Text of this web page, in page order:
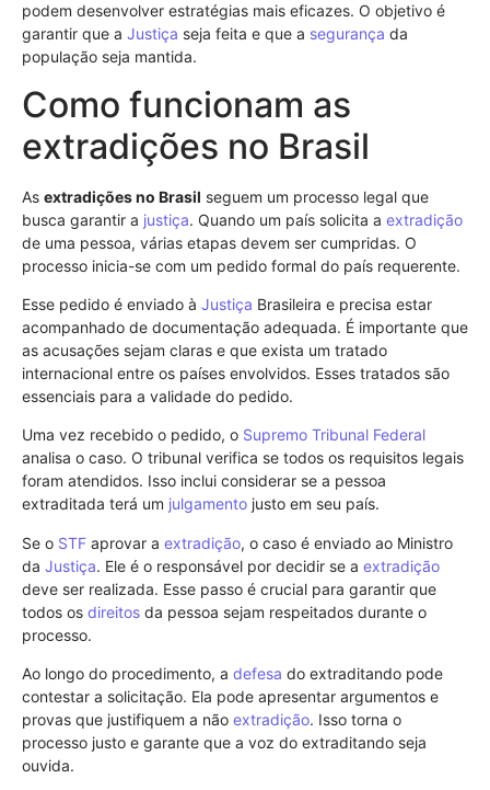
podem desenvolver estratégias mais eficazes. O objetivo é
garantir que a Justiça seja feita e que a segurança da
população seja mantida.
Como funcionam as
extradições no Brasil
As extradições no Brasil seguem um processo legal que
busca garantir a justiça. Quando um país solicita a extradição
de uma pessoa, várias etapas devem ser cumpridas. O
processo inicia-se com um pedido formal do país requerente.
Esse pedido é enviado à Justiça Brasileira e precisa estar
acompanhado de documentação adequada. É importante que
as acusações sejam claras e que exista um tratado
internacional entre os países envolvidos. Esses tratados são
essenciais para a validade do pedido.
Uma vez recebido o pedido, o Supremo Tribunal Federal
analisa o caso. O tribunal verifica se todos os requisitos legais
foram atendidos. Isso inclui considerar se a pessoa
extraditada terá um julgamento justo em seu país.
Se o STF aprovar a extradição, o caso é enviado ao Ministro
da Justiça. Ele é o responsável por decidir se a extradição
deve ser realizada. Esse passo é crucial para garantir que
todos os direitos da pessoa sejam respeitados durante o
processo.
Ao longo do procedimento, a defesa do extraditando pode
contestar a solicitação. Ela pode apresentar argumentos e
provas que justifiquem a não extradição. Isso torna o
processo justo e garante que a voz do extraditando seja
ouvida.